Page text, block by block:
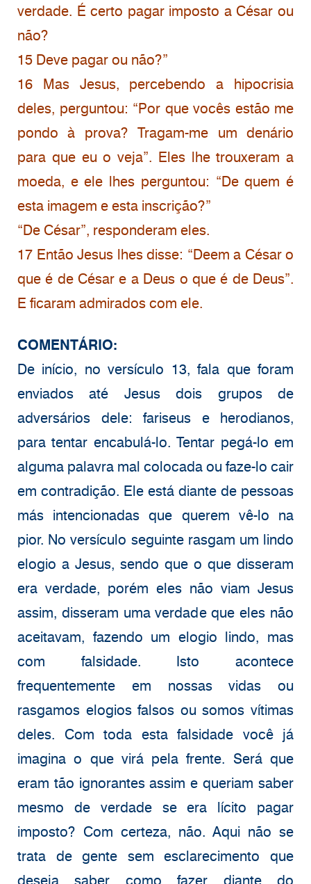
verdade. É certo pagar imposto a César ou
não?
15 Deve pagar ou não?”
16 Mas Jesus, percebendo a hipocrisia
deles, perguntou: “Por que vocês estão me
pondo à prova? Tragam-me um denário
para que eu o veja”. Eles lhe trouxeram a
moeda, e ele lhes perguntou: “De quem é
esta imagem e esta inscrição?”
“De César”, responderam eles.
17 Então Jesus lhes disse: “Deem a César o
que é de César e a Deus o que é de Deus”.
E ficaram admirados com ele.
COMENTÁRIO:
De início, no versículo 13, fala que foram
enviados até Jesus dois grupos de
adversários dele: fariseus e herodianos,
para tentar encabulá-lo. Tentar pegá-lo em
alguma palavra mal colocada ou faze-lo cair
em contradição. Ele está diante de pessoas
más intencionadas que querem vê-lo na
pior. No versículo seguinte rasgam um lindo
elogio a Jesus, sendo que o que disseram
era verdade, porém eles não viam Jesus
assim, disseram uma verdade que eles não
aceitavam, fazendo um elogio lindo, mas
com falsidade. Isto acontece
frequentemente em nossas vidas ou
rasgamos elogios falsos ou somos vítimas
deles. Com toda esta falsidade você já
imagina o que virá pela frente. Será que
eram tão ignorantes assim e queriam saber
mesmo de verdade se era lícito pagar
imposto? Com certeza, não. Aqui não se
trata de gente sem esclarecimento que
deseja saber como fazer diante do